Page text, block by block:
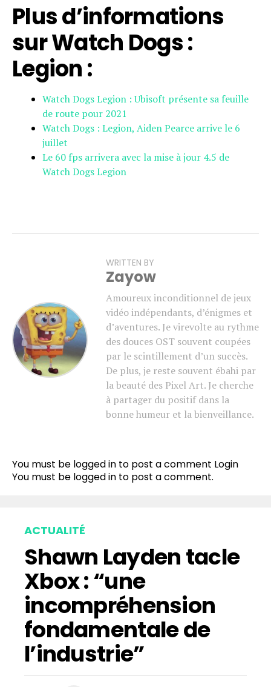
Plus d’informations
sur Watch Dogs :
Legion :
Watch Dogs Legion : Ubisoft présente sa feuille
de route pour 2021
Watch Dogs : Legion, Aiden Pearce arrive le 6
juillet
Le 60 fps arrivera avec la mise à jour 4.5 de
Watch Dogs Legion
WRITTEN BY
Zayow
Amoureux inconditionnel de jeux
vidéo indépendants, d’énigmes et
d’aventures. Je virevolte au rythme
des douces OST souvent coupées
par le scintillement d’un succès.
De plus, je reste souvent ébahi par
la beauté des Pixel Art. Je cherche
à partager du positif dans la
bonne humeur et la bienveillance.
You must be logged in to post a comment Login
You must be logged in to post a comment.
ACTUALITÉ
Shawn Layden tacle
Xbox : “une
incompréhension
fondamentale de
l’industrie”
Pinterest